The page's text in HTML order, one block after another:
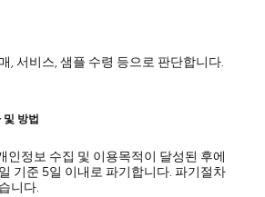
, 서비스, 샘플 수령 등으로 판단합니다.
방법
인정보 수집 및 이용목적이 달성된 후에
기준 5일 이내로 파기합니다. 파기절차
니다.